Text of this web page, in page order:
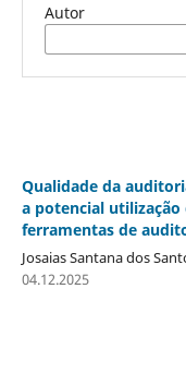
Autor
Qualidade da
a potencial
ferramentas de
Josaias Santana dos
04.12.2025